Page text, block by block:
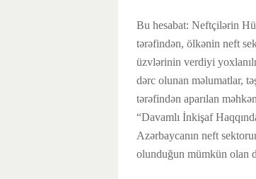
Bu hesabat: Neftçilərin
tərəfindən, ölkənin neft
üzvlərinin verdiyi
dərc olunan məlumatlar,
tərəfindən aparılan
“Davamlı İnkişaf
Azərbaycanın neft
olunduğun mümkün olan